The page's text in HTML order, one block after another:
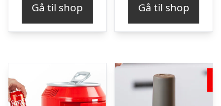
Gå til shop Gå til shop